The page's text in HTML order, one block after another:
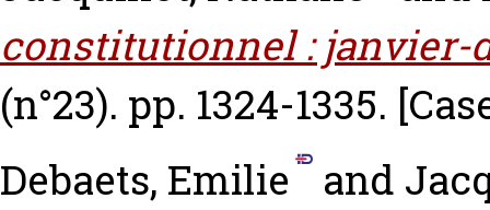
constitutionnel : janvier-
(n°23). pp. 1324-1335.
Debaets, Emilie
and